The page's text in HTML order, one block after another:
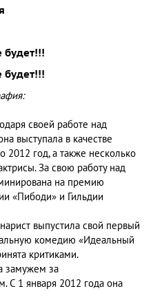
будет!!!
будет!!!
своей работе над
выступала в качестве
2012 год, а также несколько
За свою работу над
на премию
«Пибоди» и Гильдии
выпустила свой первый
комедию «Идеальный
критиками.
замужем за
С 1 января 2012 года она